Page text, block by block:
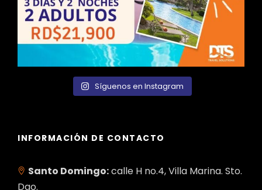
Síguenos en Instagram
INFORMACIÓN DE CONTACTO
Santo Domingo:calle H no.4, Villa Marina. Sto.
Dgo.